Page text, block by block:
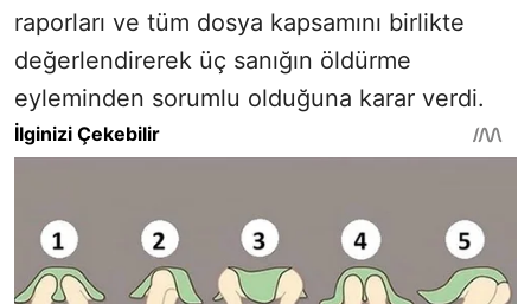
raporları ve tüm dosya kapsamını birlikte
değerlendirerek üç sanığın öldürme
eyleminden sorumlu olduğuna karar verdi.